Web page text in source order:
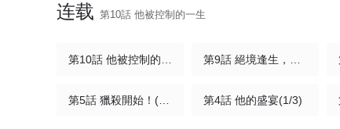
连载 第10話 他被控制的一生
第4話 他的盛宴(1/3)